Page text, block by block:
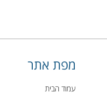
מפת אתר
עמוד הבית